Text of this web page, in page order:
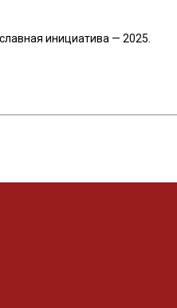
инициатива — 2025.